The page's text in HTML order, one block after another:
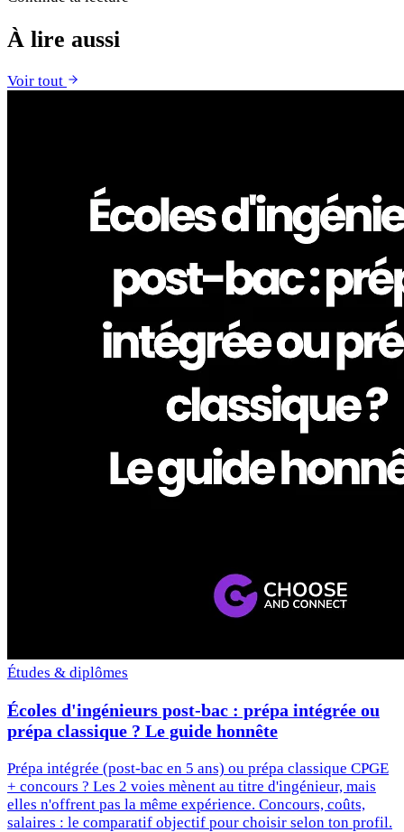
À lire aussi
Voir tout
Études & diplômes
Écoles d'ingénieurs post-bac : prépa intégrée ou
prépa classique ? Le guide honnête
Prépa intégrée (post-bac en 5 ans) ou prépa classique CPGE
+ concours ? Les 2 voies mènent au titre d'ingénieur, mais
elles n'offrent pas la même expérience. Concours, coûts,
salaires : le comparatif objectif pour choisir selon ton profil.